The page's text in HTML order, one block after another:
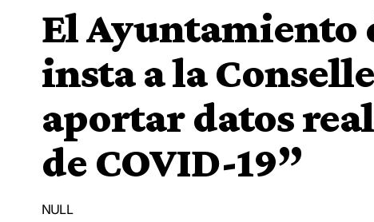
El Ayuntamiento
insta a la
aportar datos
de COVID-19”
NULL